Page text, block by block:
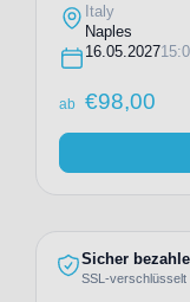
Italy
Naples
16.05.2027
ab €98,00
Sicher
SSL-verschlüsselt